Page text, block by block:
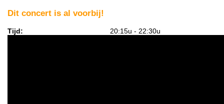
Dit concert is al voorbij!
Tijd: 20:15u - 22:30u